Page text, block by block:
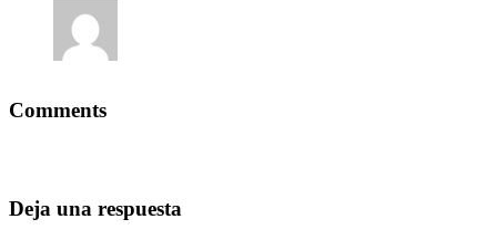
Comments
Deja una respuesta